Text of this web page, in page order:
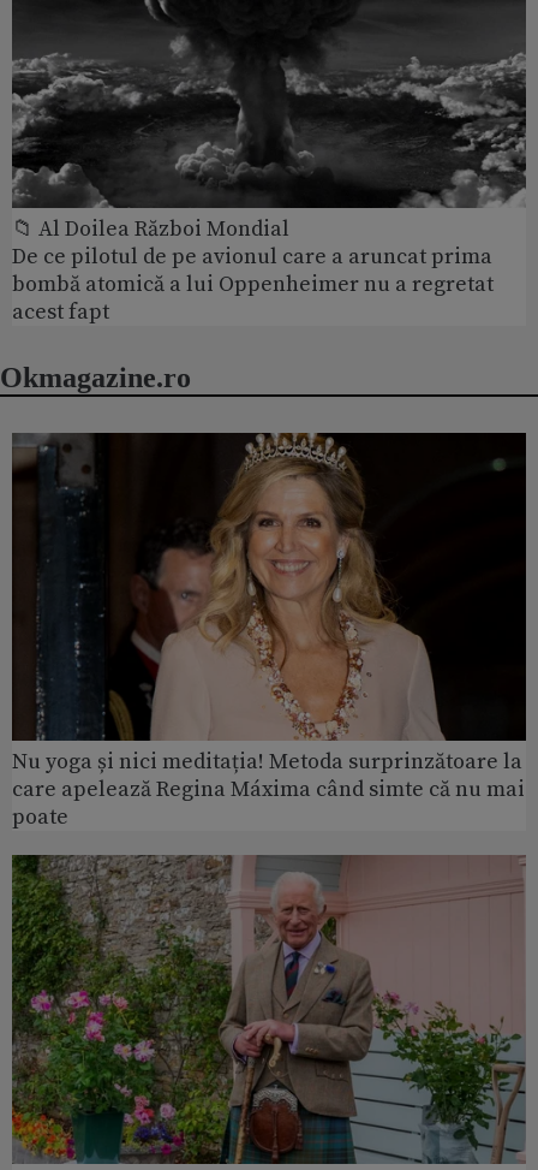
📁 Al Doilea Război Mondial
De ce pilotul de pe avionul care a aruncat prima
bombă atomică a lui Oppenheimer nu a regretat
acest fapt
Okmagazine.ro
Nu yoga și nici meditația! Metoda surprinzătoare la
care apelează Regina Máxima când simte că nu mai
poate